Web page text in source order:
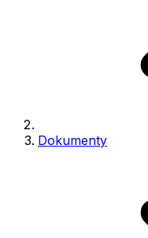
Dokumenty